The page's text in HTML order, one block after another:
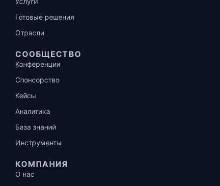
Готовые решения
Отрасли
СООБЩЕСТВО
Конференции
Спонсорство
Кейсы
Аналитика
База знаний
Инструменты
КОМПАНИЯ
О нас